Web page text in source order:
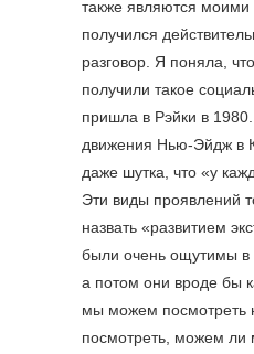
также являются моими
получился
разговор. Я поняла,
получили такое
пришла в Рэйки в
движения Нью-Эйдж в
даже шутка, что «у
Эти виды проявлений
назвать «развитием
были очень ощутимы в
а потом они вроде бы
мы можем посмотреть
посмотреть, можем ли